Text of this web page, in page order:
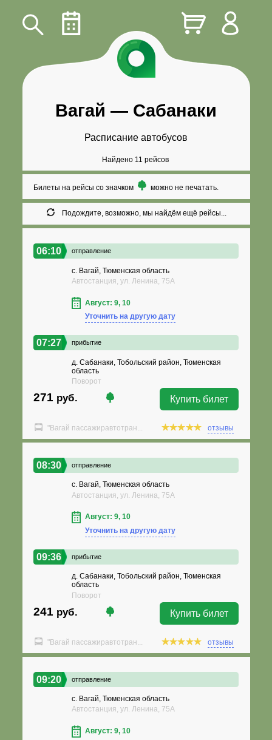
Вагай — Сабанаки
Расписание автобусов
Найдено 11 рейсов
Билеты на рейсы со значком можно не печатать.
Подождите, возможно, мы найдём ещё рейсы...
06:10 отправление
с. Вагай, Тюменская область
Автостанция, ул. Ленина, 75А
Август: 9, 10
Уточнить на другую дату
07:27 прибытие
д. Сабанаки, Тобольский район, Тюменская
область
Поворот
271 руб. Купить билет
"Вагай пассажиравтотран... отзывы
08:30 отправление
с. Вагай, Тюменская область
Автостанция, ул. Ленина, 75А
Август: 9, 10
Уточнить на другую дату
09:36 прибытие
д. Сабанаки, Тобольский район, Тюменская
область
Поворот
241 руб. Купить билет
"Вагай пассажиравтотран... отзывы
09:20 отправление
с. Вагай, Тюменская область
Автостанция, ул. Ленина, 75А
Август: 9, 10